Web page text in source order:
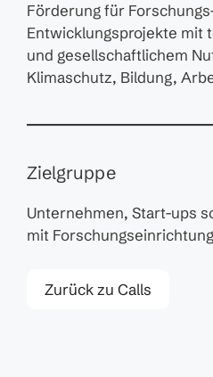
Förderung für
Entwicklungsprojekte mit
und gesellschaftlichem
Klimaschutz, Bildung,
Zielgruppe
Unternehmen, Start-ups
mit
Zurück zu Calls